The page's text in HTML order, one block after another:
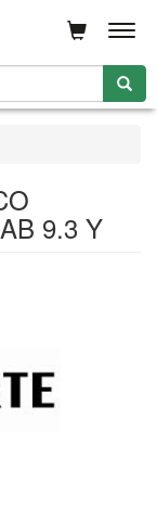
9.3 Y